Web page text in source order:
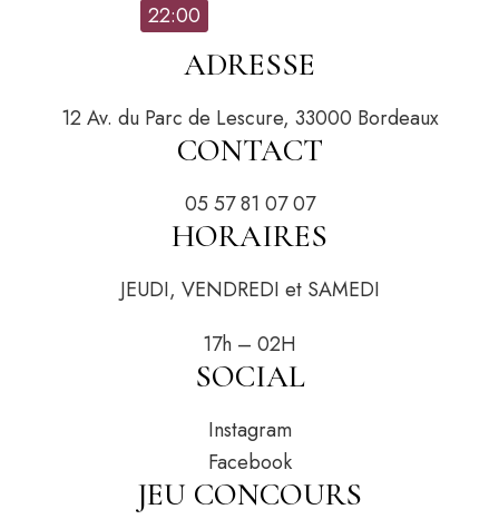
22:00
ADRESSE
12 Av. du Parc de Lescure, 33000 Bordeaux
CONTACT
05 57 81 07 07
HORAIRES
JEUDI, VENDREDI et SAMEDI
17h – 02H
SOCIAL
Instagram
Facebook
JEU CONCOURS